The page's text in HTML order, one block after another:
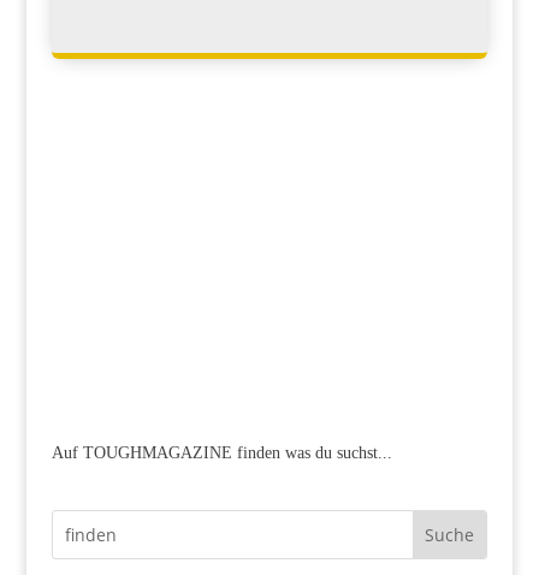
Auf TOUGHMAGAZINE finden was du suchst...